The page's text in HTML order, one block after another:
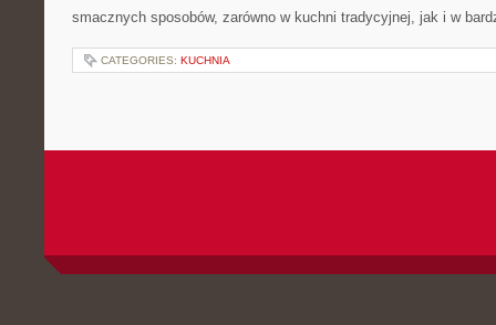
smacznych sposobów, zarówno w kuchni tradycyjnej, jak i w
CATEGORIES: KUCHNIA